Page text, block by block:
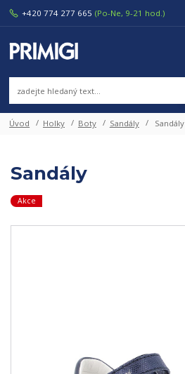
+420 774 277 665 (Po-Ne, 9-21 hod.)
Úvod Holky Boty Sandály Sandály
Sandály
Akce